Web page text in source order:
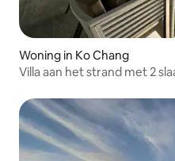
Woning in Ko Chang
Villa aan het strand met 2